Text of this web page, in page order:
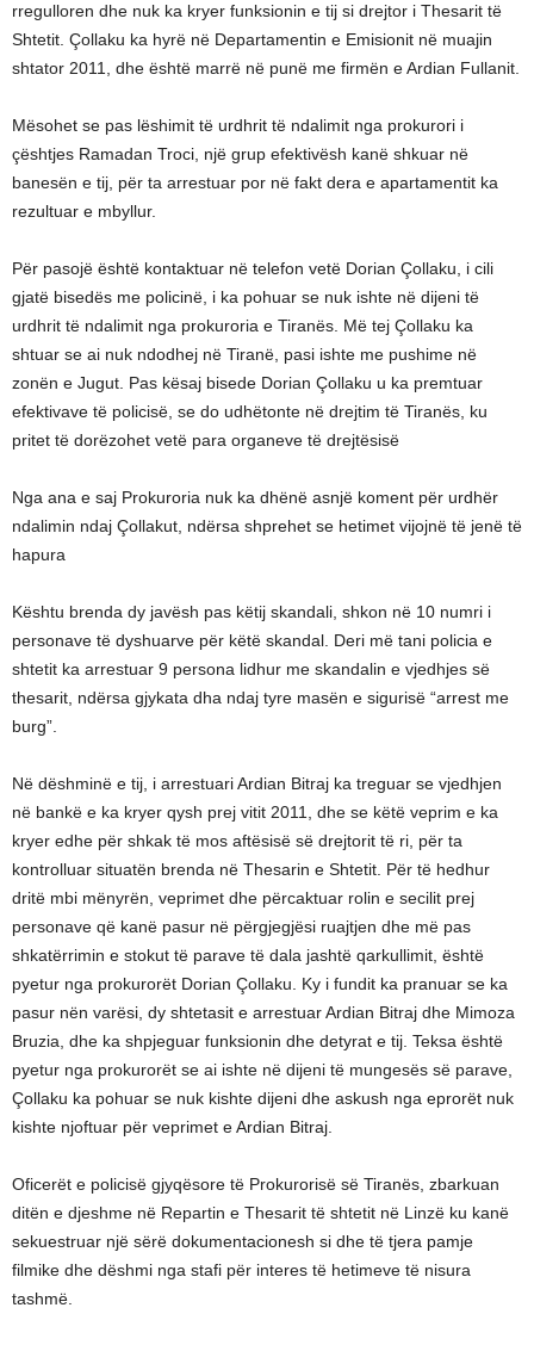
rregulloren dhe nuk ka kryer funksionin e tij si drejtor i Thesarit të
Shtetit. Çollaku ka hyrë në Departamentin e Emisionit në muajin
shtator 2011, dhe është marrë në punë me firmën e Ardian Fullanit.
​Mësohet se pas lëshimit të urdhrit të ndalimit nga prokurori i
çështjes Ramadan Troci, një grup efektivësh kanë shkuar në
banesën e tij, për ta arrestuar por në fakt dera e apartamentit ka
rezultuar e mbyllur.
Për pasojë është kontaktuar në telefon vetë Dorian Çollaku, i cili
gjatë bisedës me policinë, i ka pohuar se nuk ishte në dijeni të
urdhrit të ndalimit nga prokuroria e Tiranës. Më tej Çollaku ka
shtuar se ai nuk ndodhej në Tiranë, pasi ishte me pushime në
zonën e Jugut. Pas kësaj bisede Dorian Çollaku u ka premtuar
efektivave të policisë, se do udhëtonte në drejtim të Tiranës, ku
pritet të dorëzohet vetë para organeve të drejtësisë
Nga ana e saj Prokuroria nuk ka dhënë asnjë koment për urdhër
ndalimin ndaj Çollakut, ndërsa shprehet se hetimet vijojnë të jenë të
hapura
Kështu brenda dy javësh pas këtij skandali, shkon në 10 numri i
personave të dyshuarve për këtë skandal. Deri më tani policia e
shtetit ka arrestuar 9 persona lidhur me skandalin e vjedhjes së
thesarit, ndërsa gjykata dha ndaj tyre masën e sigurisë “arrest me
burg”.
Në dëshminë e tij, i arrestuari Ardian Bitraj ka treguar se vjedhjen
në bankë e ka kryer qysh prej vitit 2011, dhe se këtë veprim e ka
kryer edhe për shkak të mos aftësisë së drejtorit të ri, për ta
kontrolluar situatën brenda në Thesarin e Shtetit. Për të hedhur
dritë mbi mënyrën, veprimet dhe përcaktuar rolin e secilit prej
personave që kanë pasur në përgjegjësi ruajtjen dhe më pas
shkatërrimin e stokut të parave të dala jashtë qarkullimit, është
pyetur nga prokurorët Dorian Çollaku. Ky i fundit ka pranuar se ka
pasur nën varësi, dy shtetasit e arrestuar Ardian Bitraj dhe Mimoza
Bruzia, dhe ka shpjeguar funksionin dhe detyrat e tij. Teksa është
pyetur nga prokurorët se ai ishte në dijeni të mungesës së parave,
Çollaku ka pohuar se nuk kishte dijeni dhe askush nga eprorët nuk
kishte njoftuar për veprimet e Ardian Bitraj.
Oficerët e policisë gjyqësore të Prokurorisë së Tiranës, zbarkuan
ditën e djeshme në Repartin e Thesarit të shtetit në Linzë ku kanë
sekuestruar një sërë dokumentacionesh si dhe të tjera pamje
filmike dhe dëshmi nga stafi për interes të hetimeve të nisura
tashmë.